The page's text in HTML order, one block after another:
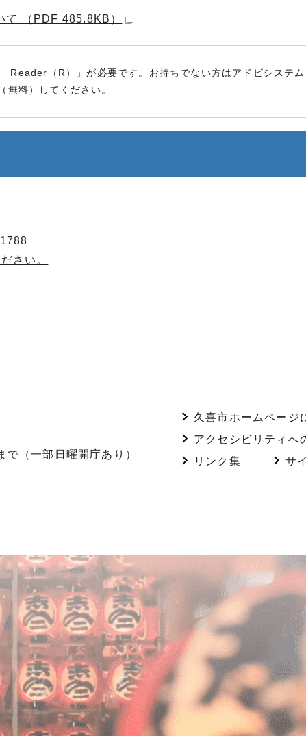
（PDF 485.8KB）
Reader（R）」が必要です。お持ちでない方はアドビシステ
無料）してください。
さい。
（一部日曜開庁あり）
久喜市ホームページ
アクセシビリティへ
リンク集
サ